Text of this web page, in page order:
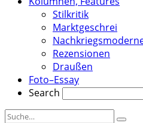
Stilkritik
Marktgeschrei
Rezensionen
Draußen
Foto–Essay
Search